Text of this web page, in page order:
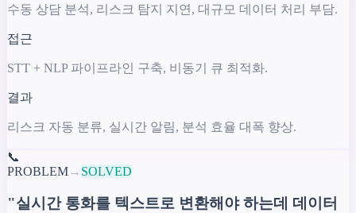
수동 상담 분석, 리스크 탐지 지연, 대규모 데이터 처리 부담.
접근
STT + NLP 파이프라인 구축, 비동기 큐 최적화.
결과
리스크 자동 분류, 실시간 알림, 분석 효율 대폭 향상.
📞
PROBLEM→ SOLVED
"실시간 통화를 텍스트로 변환해야 하는데 데이터